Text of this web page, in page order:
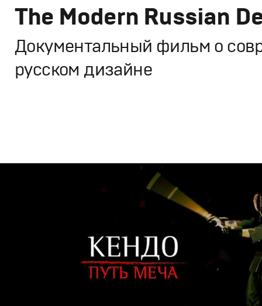
The Modern Russian
Документальный фильм о
русском дизайне
Документальное